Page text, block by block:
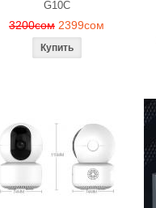
G10C
3200сом 2399сом